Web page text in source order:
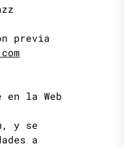
previa
en la Web
y se
a